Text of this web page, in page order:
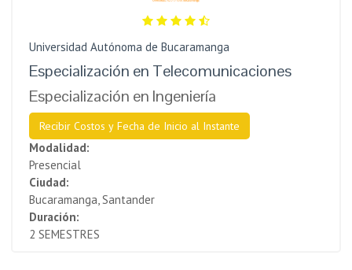
Universidad Autónoma de Bucaramanga
Especialización en Telecomunicaciones
Especialización en Ingeniería
Recibir Costos y Fecha de Inicio al Instante
Modalidad:
Presencial
Ciudad:
Bucaramanga, Santander
Duración:
2 SEMESTRES